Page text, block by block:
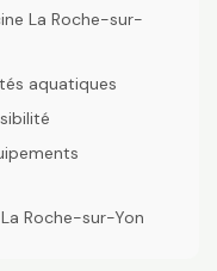
La Roche-sur-
aquatiques
Roche-sur-Yon